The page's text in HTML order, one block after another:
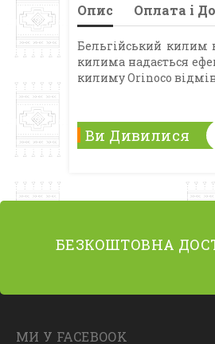
Опис Оплата і
Бельгійський килим
килима надається
килиму Orinoco
Ви Дивилися
БЕЗКОШТОВНА
МИ У FACEBOOK